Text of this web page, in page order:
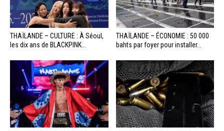
THAÏLANDE – CULTURE : À Séoul,
les dix ans de BLACKPINK...
THAÏLANDE – ÉCONOMIE : 50 000
bahts par foyer pour installer...